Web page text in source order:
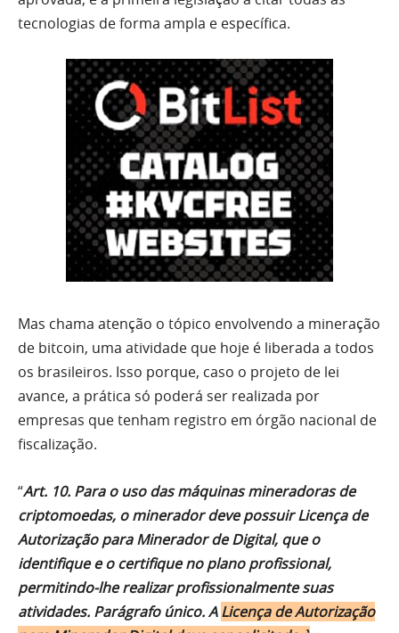
tecnologias de forma ampla e específica.
Mas chama atenção o tópico envolvendo a mineração
de bitcoin, uma atividade que hoje é liberada a todos
os brasileiros. Isso porque, caso o projeto de lei
avance, a prática só poderá ser realizada por
empresas que tenham registro em órgão nacional de
fiscalização.
“Art. 10. Para o uso das máquinas mineradoras de
criptomoedas, o minerador deve possuir Licença de
Autorização para Minerador de Digital, que o
identifique e o certifique no plano profissional,
permitindo-lhe realizar profissionalmente suas
atividades. Parágrafo único. ALicença de Autorização